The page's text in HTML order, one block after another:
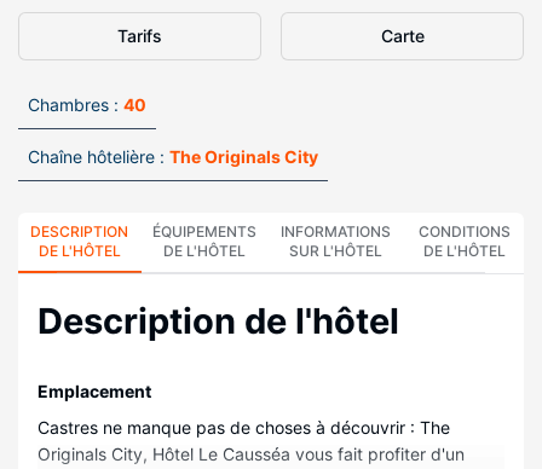
Tarifs Carte
Chambres : 40
Chaîne hôtelière : The Originals City
DESCRIPTION
DE L'HÔTEL
ÉQUIPEMENTS
DE L'HÔTEL
INFORMATIONS
SUR L'HÔTEL
CONDITIONS
DE L'HÔTEL
Description de l'hôtel
Emplacement
Castres ne manque pas de choses à découvrir : The
Originals City, Hôtel Le Causséa vous fait profiter d'un